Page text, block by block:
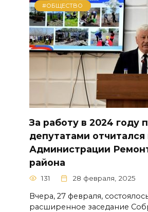
#ОБЩЕСТВО
За работу в 2024 году
депутатами отчитался
Администрации
района
131 28 февраля, 2025
Вчера, 27 февраля,
расширенное заседание